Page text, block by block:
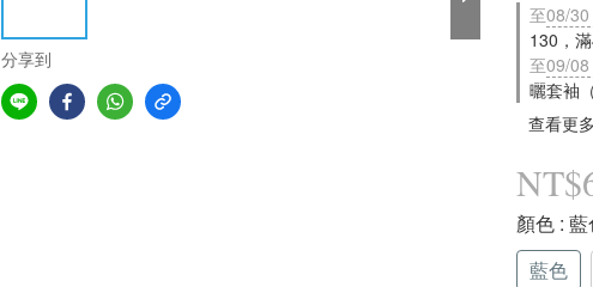
分享到
至08/
130，
至09/
曬套袖
查看更
顏色 :
藍色